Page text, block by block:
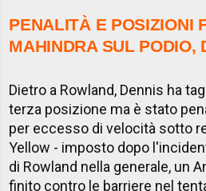
PENALITÀ E POSIZIONI
MAHINDRA SUL PODIO,
Dietro a Rowland, Dennis ha
terza posizione ma è stato
per eccesso di velocità sotto
Yellow - imposto dopo
di Rowland nella generale, un
finito contro le barriere nel